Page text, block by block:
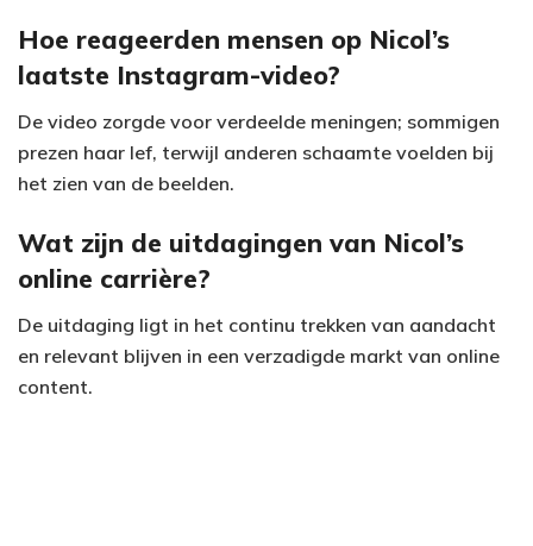
Hoe reageerden mensen op Nicol’s
laatste Instagram-video?
De video zorgde voor verdeelde meningen; sommigen
prezen haar lef, terwijl anderen schaamte voelden bij
het zien van de beelden.
Wat zijn de uitdagingen van Nicol’s
online carrière?
De uitdaging ligt in het continu trekken van aandacht
en relevant blijven in een verzadigde markt van online
content.